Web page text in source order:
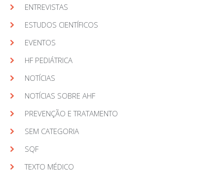
ENTREVISTAS
ESTUDOS CIENTÍFICOS
EVENTOS
HF PEDIÁTRICA
NOTÍCIAS
NOTÍCIAS SOBRE AHF
PREVENÇÃO E TRATAMENTO
SEM CATEGORIA
SQF
TEXTO MÉDICO